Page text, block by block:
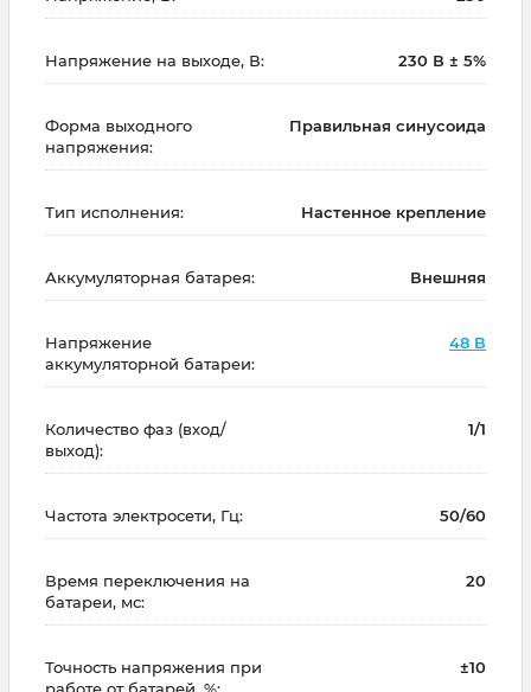
Напряжение на выходе, В: 230 В ± 5%
Форма выходного
напряжения:
Правильная синусоида
Тип исполнения: Настенное крепление
Аккумуляторная батарея: Внешняя
Напряжение
аккумуляторной батареи:
48 В
Количество фаз (вход/
выход):
1/1
Частота электросети, Гц: 50/60
Время переключения на
батареи, мс:
20
Точность напряжения при
работе от батарей, %:
±10